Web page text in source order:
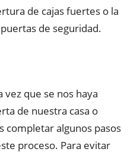
de cajas fuertes o la
de seguridad.
vez que se nos haya
de nuestra casa o
completar algunos pasos
proceso. Para evitar